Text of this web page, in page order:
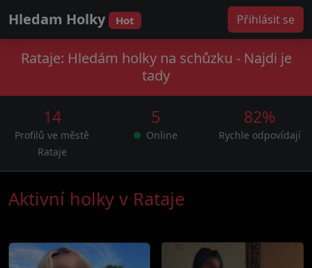
Hledam Holky Hot Přihlásit se
Rataje: Hledám holky na schůzku - Najdi je
tady
14
Profilů ve městě
Rataje
5
Online
82%
Rychle odpovídají
Aktivní holky v Rataje